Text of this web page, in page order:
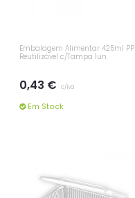
Embalagem Alimentar 425ml PP
Reutilizável c/Tampa 1un
0,43 € c/iva
Em Stock